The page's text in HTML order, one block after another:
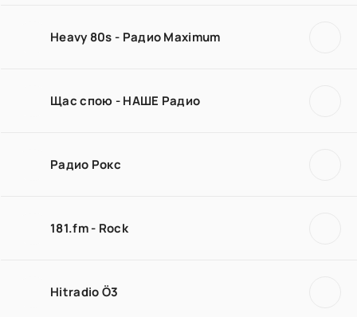
Heavy 80s - Радио Maximum
Щас спою - НАШЕ Радио
Радио Рокс
181.fm - Rock
Hitradio Ö3